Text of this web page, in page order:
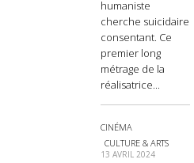
humaniste
cherche suicidaire
consentant. Ce
premier long
métrage de la
réalisatrice...
CINÉMA
CULTURE & ARTS
13 AVRIL 2024